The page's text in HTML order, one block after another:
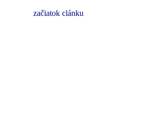
začiatok clánku